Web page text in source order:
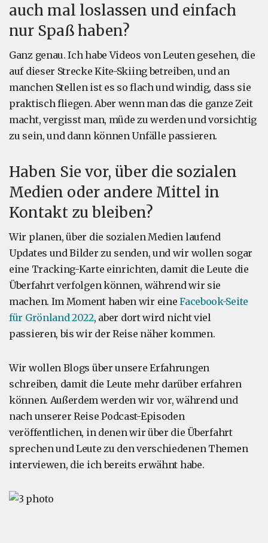
auch mal loslassen und einfach
nur Spaß haben?
Ganz genau. Ich habe Videos von Leuten gesehen, die
auf dieser Strecke Kite-Skiing betreiben, und an
manchen Stellen ist es so flach und windig, dass sie
praktisch fliegen. Aber wenn man das die ganze Zeit
macht, vergisst man, müde zu werden und vorsichtig
zu sein, und dann können Unfälle passieren.
Haben Sie vor, über die sozialen
Medien oder andere Mittel in
Kontakt zu bleiben?
Wir planen, über die sozialen Medien laufend
Updates und Bilder zu senden, und wir wollen sogar
eine Tracking-Karte einrichten, damit die Leute die
Überfahrt verfolgen können, während wir sie
machen. Im Moment haben wir eineFacebook-Seite
für Grönland 2022, aber dort wird nicht viel
passieren, bis wir der Reise näher kommen.
Wir wollen Blogs über unsere Erfahrungen
schreiben, damit die Leute mehr darüber erfahren
können. Außerdem werden wir vor, während und
nach unserer Reise Podcast-Episoden
veröffentlichen, in denen wir über die Überfahrt
sprechen und Leute zu den verschiedenen Themen
interviewen, die ich bereits erwähnt habe.